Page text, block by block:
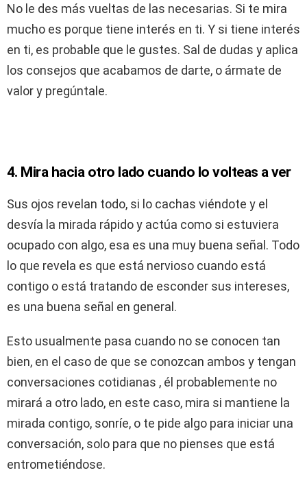
No le des más vueltas de las necesarias. Si te mira
mucho es porque tiene interés en ti. Y si tiene interés
en ti, es probable que le gustes. Sal de dudas y aplica
los consejos que acabamos de darte, o ármate de
valor y pregúntale.
4. Mira hacia otro lado cuando lo volteas a ver
Sus ojos revelan todo, si lo cachas viéndote y el
desvía la mirada rápido y actúa como si estuviera
ocupado con algo, esa es una muy buena señal. Todo
lo que revela es que está nervioso cuando está
contigo o está tratando de esconder sus intereses,
es una buena señal en general.
Esto usualmente pasa cuando no se conocen tan
bien, en el caso de que se conozcan ambos y tengan
conversaciones cotidianas , él probablemente no
mirará a otro lado, en este caso, mira si mantiene la
mirada contigo, sonríe, o te pide algo para iniciar una
conversación, solo para que no pienses que está
entrometiéndose.